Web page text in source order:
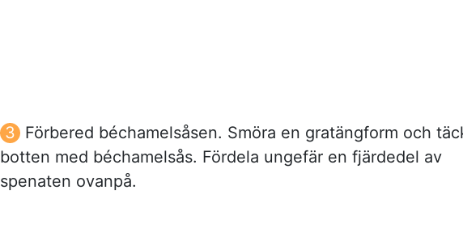
Förbered béchamelsåsen. Smöra en gratängform och
botten med béchamelsås. Fördela ungefär en fjärdedel av
spenaten ovanpå.